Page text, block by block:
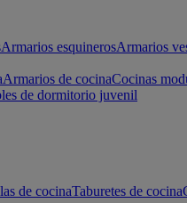
Armarios esquinerosArmarios
Armarios de cocinaCocinas
de dormitorio juvenil
de cocinaTaburetes de cocina